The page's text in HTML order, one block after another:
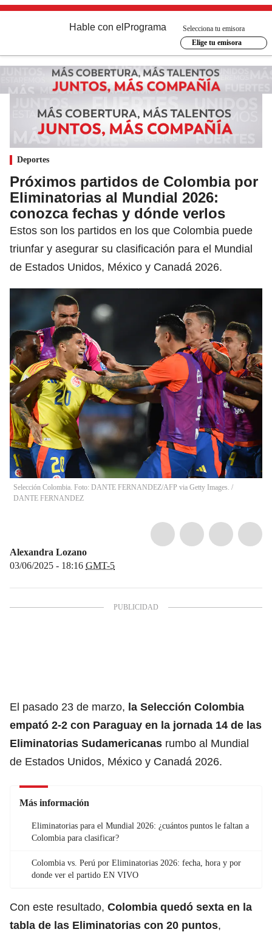
Hable con el Programa
Selecciona tu emisora
Elige tu emisora
Deportes
Próximos partidos de Colombia por
Eliminatorias al Mundial 2026:
conozca fechas y dónde verlos
Estos son los partidos en los que Colombia puede
triunfar y asegurar su clasificación para el Mundial
de Estados Unidos, México y Canadá 2026.
Selección Colombia. Foto: DANTE FERNANDEZ/AFP via Getty Images. /
DANTE FERNANDEZ
Alexandra Lozano
03/06/2025 - 18:16 GMT-5
El pasado 23 de marzo, la Selección Colombia
empató 2-2 con Paraguay en la jornada 14 de las
Eliminatorias Sudamericanas rumbo al Mundial
de Estados Unidos, México y Canadá 2026.
Más información
Eliminatorias para el Mundial 2026: ¿cuántos puntos le faltan a
Colombia para clasificar?
Colombia vs. Perú por Eliminatorias 2026: fecha, hora y por
donde ver el partido EN VIVO
Con este resultado, Colombia quedó sexta en la
tabla de las Eliminatorias con 20 puntos,